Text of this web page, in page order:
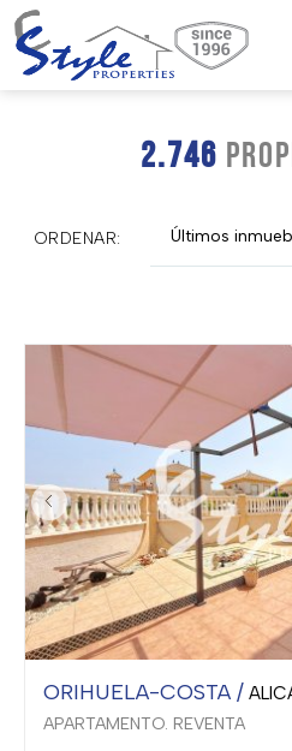
2.746
ORDENAR: Últimos
ORIHUELA-COSTA /
APARTAMENTO. REVENTA